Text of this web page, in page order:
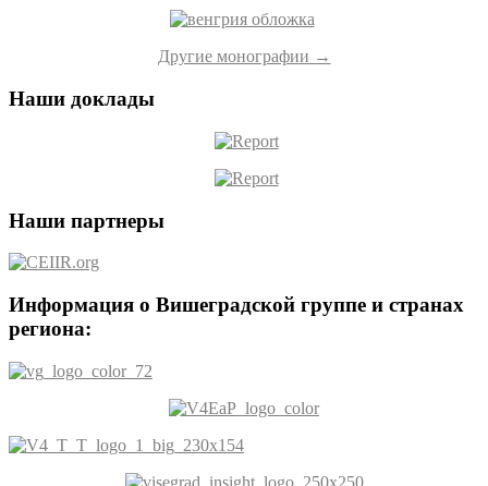
Другие монографии →
Наши доклады
Наши партнеры
Информация о Вишеградской группе и странах
региона: